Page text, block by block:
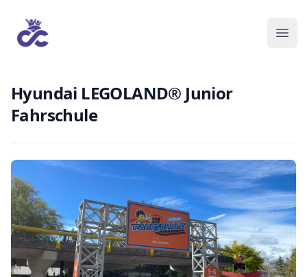
Hyundai LEGOLAND® Junior
Fahrschule